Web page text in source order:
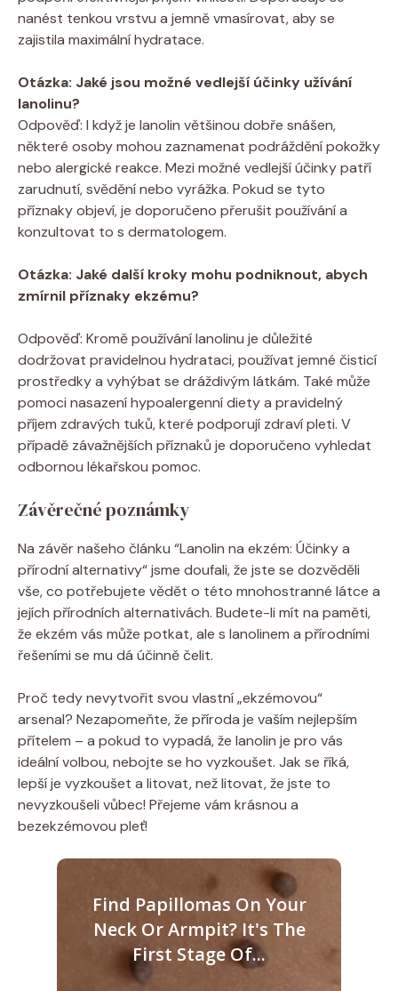
nanést tenkou vrstvu a jemně vmasírovat, aby se
‌zajistila maximální hydratace.
Otázka: Jaké jsou možné vedlejší účinky užívání
lanolinu?
Odpověď: I když je lanolin většinou‌ dobře snášen,
některé osoby mohou zaznamenat podráždění pokožky
nebo alergické reakce. Mezi možné vedlejší účinky patří
zarudnutí, svědění nebo vyrážka. Pokud se ‌tyto⁤
příznaky objeví,⁤ je doporučeno přerušit používání a
konzultovat to s dermatologem.
Otázka: Jaké další kroky mohu podniknout, abych
zmírnil příznaky ekzému?
Odpověď: Kromě používání ⁣lanolinu je důležité
dodržovat pravidelnou hydrataci,⁢ používat jemné čisticí
prostředky a vyhýbat se dráždivým látkám. Také‍ může
pomoci nasazení hypoalergenní diety a ‍pravidelný​
příjem zdravých tuků,⁢ které podporují zdraví pleti. V
případě závažnějších příznaků⁤ je doporučeno vyhledat
odbornou lékařskou‌ pomoc.
Závěrečné poznámky
Na závěr našeho článku ‍“Lanolin ⁤na ekzém: Účinky a
přírodní​ alternativy“ jsme doufali, že⁤ jste se dozvěděli
vše, co potřebujete vědět‍ o této mnohostranné látce a
jejích přírodních alternativách.⁢ Budete-li mít na paměti,
že ekzém vás ⁣může potkat, ale s lanolinem a přírodními‌
řešeními se mu dá účinně čelit.⁤
Proč tedy nevytvořit svou vlastní „ekzémovou“
arsenal? Nezapomeňte, že⁤ příroda je vaším nejlepším
přítelem – a pokud to ⁤vypadá, že lanolin je pro vás
ideální volbou, nebojte ‌se ‍ho vyzkoušet. ‍Jak se říká, ​
lepší⁢ je vyzkoušet a litovat, než litovat, že jste to
nevyzkoušeli⁣ vůbec! Přejeme vám krásnou a
bezekzémovou pleť!
Find Papillomas On Your
Neck Or Armpit? It's The
First Stage Of...